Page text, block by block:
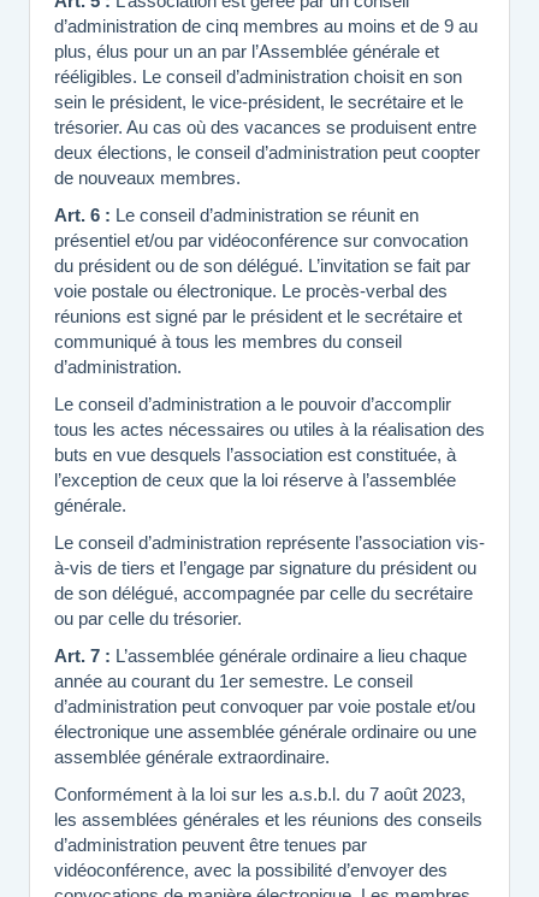
d’administration de cinq membres au moins et de 9 au
plus, élus pour un an par l’Assemblée générale et
rééligibles. Le conseil d’administration choisit en son
sein le président, le vice-président, le secrétaire et le
trésorier. Au cas où des vacances se produisent entre
deux élections, le conseil d’administration peut coopter
de nouveaux membres.
Art. 6 : Le conseil d’administration se réunit en
présentiel et/ou par vidéoconférence sur convocation
du président ou de son délégué. L’invitation se fait par
voie postale ou électronique. Le procès-verbal des
réunions est signé par le président et le secrétaire et
communiqué à tous les membres du conseil
d’administration.
Le conseil d’administration a le pouvoir d’accomplir
tous les actes nécessaires ou utiles à la réalisation des
buts en vue desquels l’association est constituée, à
l’exception de ceux que la loi réserve à l’assemblée
générale.
Le conseil d’administration représente l’association vis-
à-vis de tiers et l’engage par signature du président ou
de son délégué, accompagnée par celle du secrétaire
ou par celle du trésorier.
Art. 7 : L’assemblée générale ordinaire a lieu chaque
année au courant du 1er semestre. Le conseil
d’administration peut convoquer par voie postale et/ou
électronique une assemblée générale ordinaire ou une
assemblée générale extraordinaire.
Conformément à la loi sur les a.s.b.l. du 7 août 2023,
les assemblées générales et les réunions des conseils
d’administration peuvent être tenues par
vidéoconférence, avec la possibilité d’envoyer des